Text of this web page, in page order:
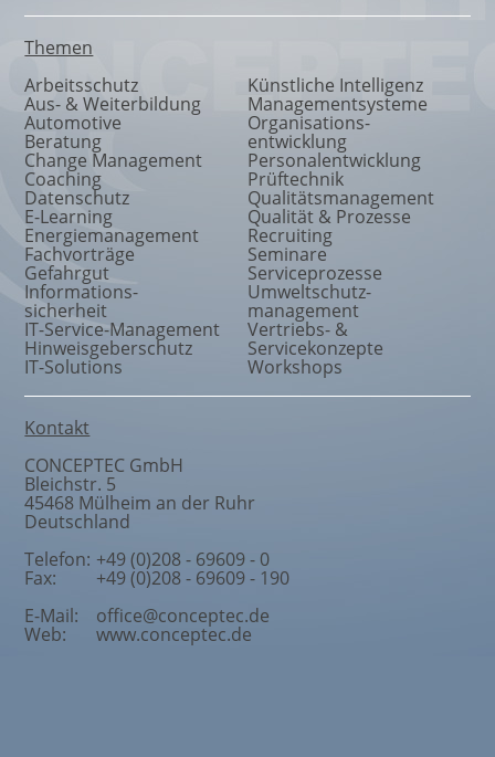
Themen
Arbeitsschutz
Aus- & Weiterbildung
Automotive
Beratung
Change Management
Coaching
Datenschutz
E-Learning
Energiemanagement
Fachvorträge
Gefahrgut
Informations-
sicherheit
IT-Service-Management
Hinweisgeberschutz
IT-Solutions
Künstliche Intelligenz
Managementsysteme
Organisations-
entwicklung
Personalentwicklung
Prüftechnik
Qualitätsmanagement
Qualität & Prozesse
Recruiting
Seminare
Serviceprozesse
Umweltschutz-
management
Vertriebs- &
Servicekonzepte
Workshops
Kontakt
CONCEPTEC GmbH
Bleichstr. 5
45468 Mülheim an der Ruhr
Deutschland
Telefon: +49 (0)208 - 69609 - 0
Fax:
+49 (0)208 - 69609 - 190
E-Mail:
office@conceptec.de
Web: www.conceptec.de